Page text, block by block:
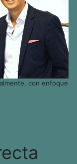
con enfoque